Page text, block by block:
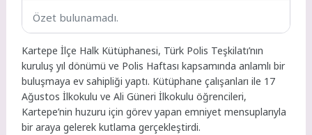
Özet bulunamadı.
Kartepe İlçe Halk Kütüphanesi, Türk Polis Teşkilatı’nın
kuruluş yıl dönümü ve Polis Haftası kapsamında anlamlı bir
buluşmaya ev sahipliği yaptı. Kütüphane çalışanları ile 17
Ağustos İlkokulu ve Ali Güneri İlkokulu öğrencileri,
Kartepe’nin huzuru için görev yapan emniyet mensuplarıyla
bir araya gelerek kutlama gerçekleştirdi.